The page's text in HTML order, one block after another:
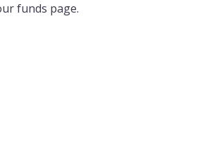
funds page.